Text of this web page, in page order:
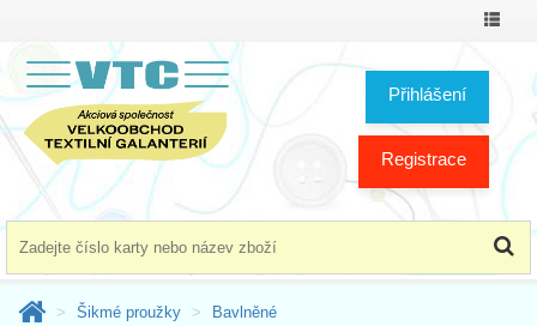
Přihlášení
Registrace
Šikmé proužky
Bavlněné